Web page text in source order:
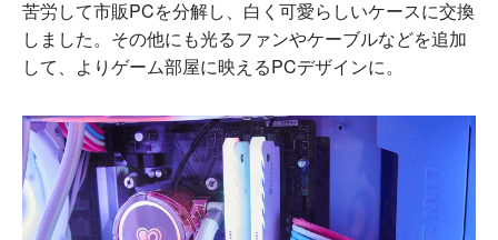
苦労して市販PCを分解し、白く可愛らしいケースに交換
しました。その他にも光るファンやケーブルなどを追加
して、よりゲーム部屋に映えるPCデザインに。